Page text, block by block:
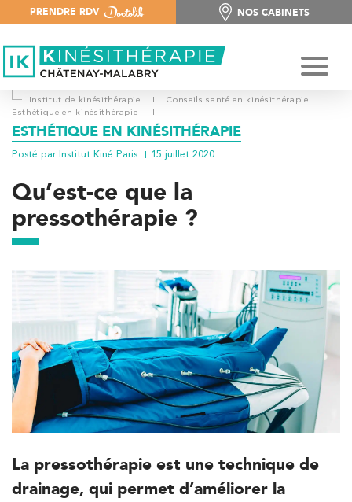
PRENDRE RDV
NOS CABINETS
NOS CABINETS
Institut de kinésithérapie I Conseils santé en kinésithérapie
I
Esthétique en kinésithérapie
I
ESTHÉTIQUE EN KINÉSITHÉRAPIE
Posté par Institut Kiné Paris 15 juillet 2020
Qu’est-ce que la
pressothérapie ?
La pressothérapie est une technique de
drainage, qui permet d’améliorer la